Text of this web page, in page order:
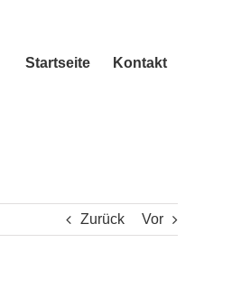
Startseite Kontakt
Zurück Vor